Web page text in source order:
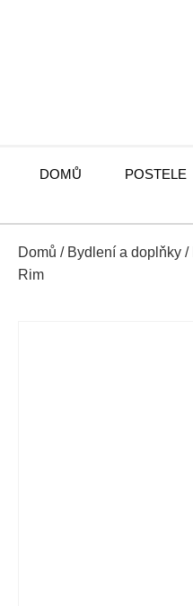
DOMŮ POSTELE
Domů / Bydlení a doplňky /
Rim